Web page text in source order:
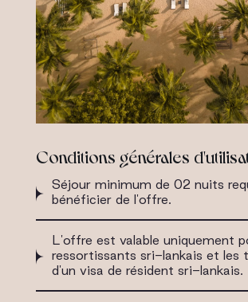
Conditions générales
Séjour minimum de 02 nuits
bénéficier de l'offre.
L'offre est valable uniquement
ressortissants sri-lankais et les
d'un visa de résident sri-lankais.